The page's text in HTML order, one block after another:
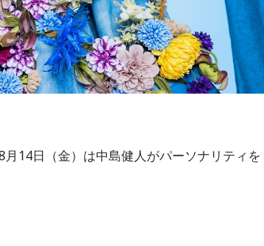
で聴く
時55分
に登板してみていかがですか？
1番よかったのかなと思います。試合で投げ
いないです。
グを無失点で抑える。どれだけピンチを作
14日（金）は中島健人がパーソナリティを